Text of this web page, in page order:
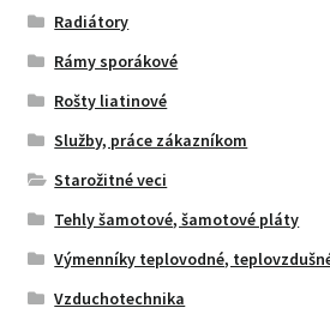
Radiátory
Rámy sporákové
Rošty liatinové
Služby, práce zákazníkom
Starožitné veci
Tehly šamotové, šamotové pláty
Výmenníky teplovodné,
Vzduchotechnika